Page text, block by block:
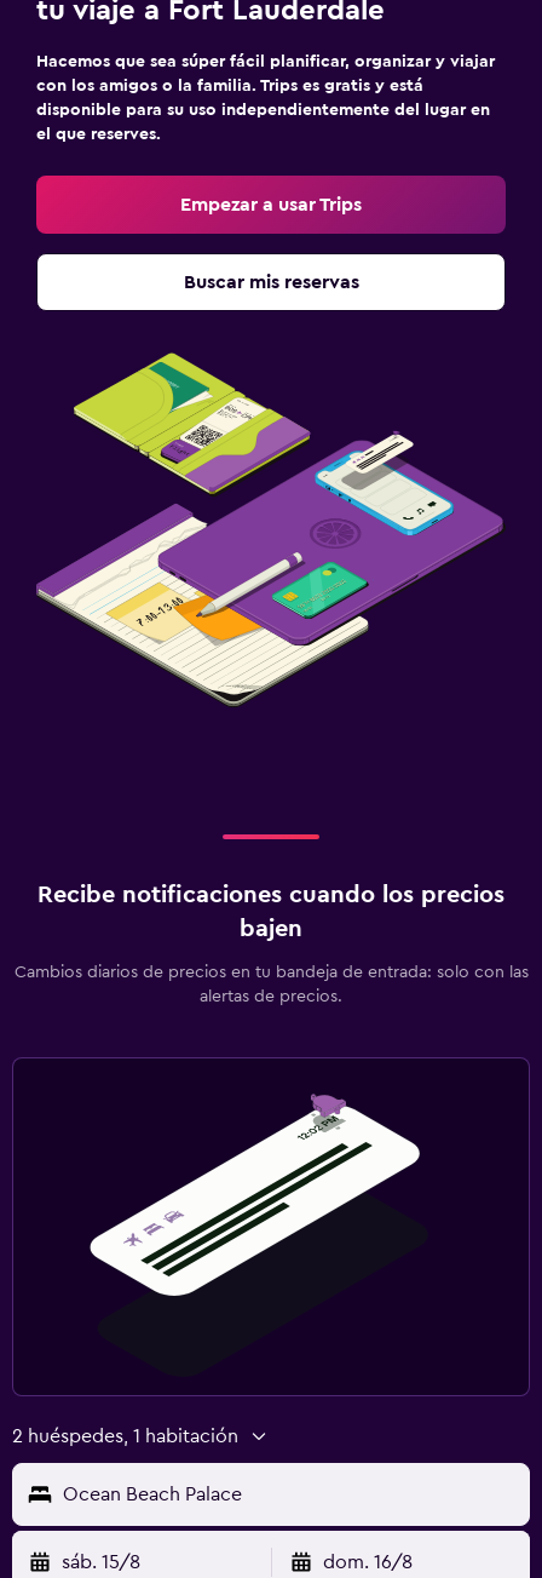
tu viaje a Fort Lauderdale
Hacemos que sea súper fácil planificar, organizar y viajar
con los amigos o la familia. Trips es gratis y está
disponible para su uso independientemente del lugar en
el que reserves.
Empezar a usar Trips
Buscar mis reservas
Recibe notificaciones cuando los precios
bajen
Cambios diarios de precios en tu bandeja de entrada: solo con las
alertas de precios.
2 huéspedes, 1 habitación
Ocean Beach Palace
sáb. 15/8 dom. 16/8